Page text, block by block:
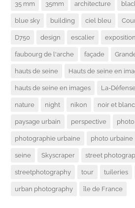
35 mm 35mm architecture
blue sky building ciel bleu
D750 design escalier exposition
faubourg de l'arche façade
hauts de seine Hauts de seine en
hauts de seine en images La-
nature night nikon noir et blanc
paysage urbain perspective photo
photographie urbaine photo urbaine
seine Skyscraper street
streetphotography tour tuileries
urban photography île de France